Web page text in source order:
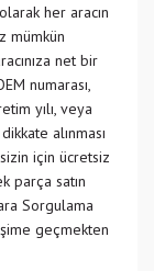
her aracın
mümkün
net bir
numarası,
yılı, veya
alınması
için ücretsiz
parça satın
Sorgulama
geçmekten